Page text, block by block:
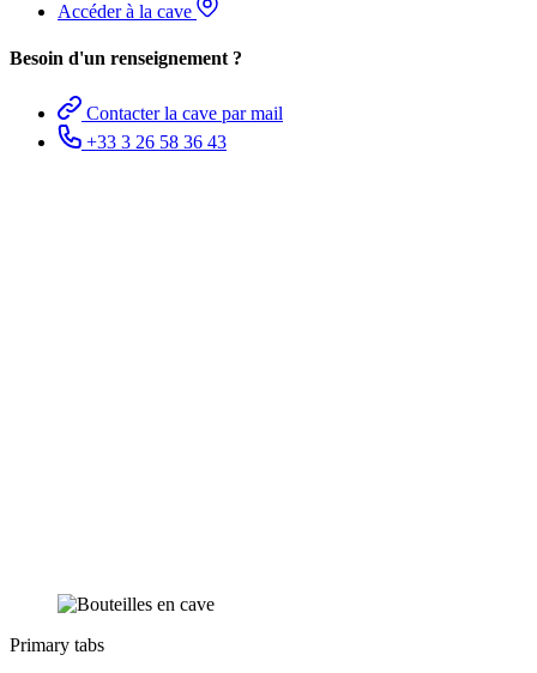
Accéder à la cave
Besoin d'un renseignement ?
Contacter la cave par mail
+33 3 26 58 36 43
Primary tabs